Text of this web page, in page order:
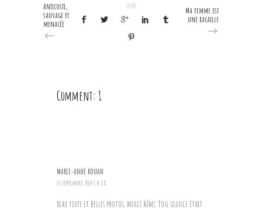
Anticosti,
sauvage et
menacée
SHARE
Ma femme est
une racaille
Comment: 1
MARIE-ANNE ROUAN
15 septembre 2014 1 h 58
Beau texte et belles photos, merci Rémi. Ton silence était